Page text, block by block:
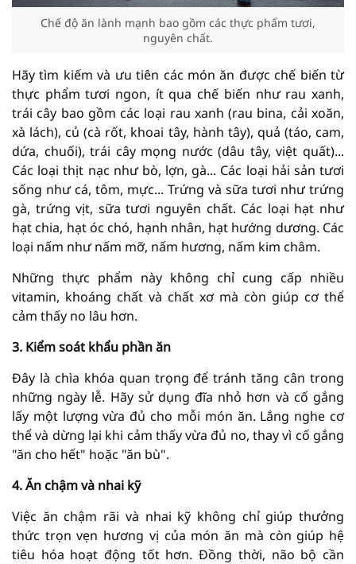
Chế độ ăn lành mạnh bao gồm các thực phẩm tươi,
nguyên chất.
Hãy tìm kiếm và ưu tiên các món ăn được chế biến từ
thực phẩm tươi ngon, ít qua chế biến như rau xanh,
trái cây bao gồm các loại rau xanh (rau bina, cải xoăn,
xà lách), củ (cà rốt, khoai tây, hành tây), quả (táo, cam,
dứa, chuối), trái cây mọng nước (dâu tây, việt quất)...
Các loại thịt nạc như bò, lợn, gà... Các loại hải sản tươi
sống như cá, tôm, mực... Trứng và sữa tươi như trứng
gà, trứng vịt, sữa tươi nguyên chất. Các loại hạt như
hạt chia, hạt óc chó, hạnh nhân, hạt hướng dương. Các
loại nấm như nấm mỡ, nấm hương, nấm kim châm.
Những thực phẩm này không chỉ cung cấp nhiều
vitamin, khoáng chất và chất xơ mà còn giúp cơ thể
cảm thấy no lâu hơn.
3. Kiểm soát khẩu phần ăn
Đây là chìa khóa quan trọng để tránh tăng cân trong
những ngày lễ. Hãy sử dụng đĩa nhỏ hơn và cố gắng
lấy một lượng vừa đủ cho mỗi món ăn. Lắng nghe cơ
thể và dừng lại khi cảm thấy vừa đủ no, thay vì cố gắng
"ăn cho hết" hoặc "ăn bù".
4. Ăn chậm và nhai kỹ
Việc ăn chậm rãi và nhai kỹ không chỉ giúp thưởng
thức trọn vẹn hương vị của món ăn mà còn giúp hệ
tiêu hóa hoạt động tốt hơn. Đồng thời, não bộ cần